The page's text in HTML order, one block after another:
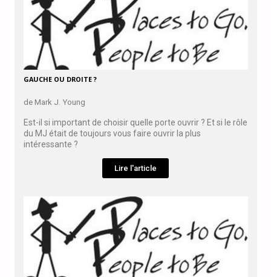
GAUCHE OU DROITE ?
de Mark J. Young
Est-il si important de choisir quelle porte ouvrir ? Et si le rôle
du MJ était de toujours vous faire ouvrir la plus
intéressante ?
Lire l'article